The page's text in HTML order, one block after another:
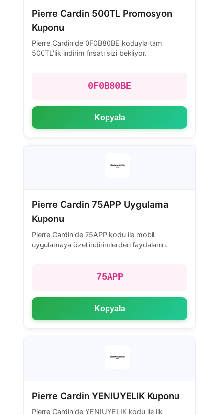
Pierre Cardin 500TL Promosyon
Kuponu
Pierre Cardin'de 0F0B80BE koduyla tam
500TL'lik indirim fırsatı sizi bekliyor.
0F0B80BE
Kopyala
Pierre Cardin 75APP Uygulama
Kuponu
Pierre Cardin'de 75APP kodu ile mobil
uygulamaya özel indirimlerden faydalanın.
75APP
Kopyala
Pierre Cardin YENIUYELIK Kuponu
Pierre Cardin'de YENIUYELIK kodu ile ilk